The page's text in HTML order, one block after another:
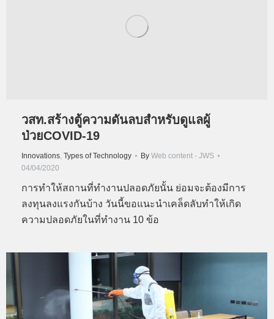
วสท.สร้างตู้ความดันลบสำหรับดูแลผู้
ป่วยCOVID-19
Innovations, Types of Technology By Web content - JWS
04/04/2020
การทำให้สถานที่ทำงานปลอดภัยนั้น ย่อมจะต้องมีการ
ลงทุนลงแรงกันบ้าง วันนี้ขอแนะนำเคล็ดลับทำให้เกิด
ความปลอดภัยในที่ทำงาน 10 ข้อ